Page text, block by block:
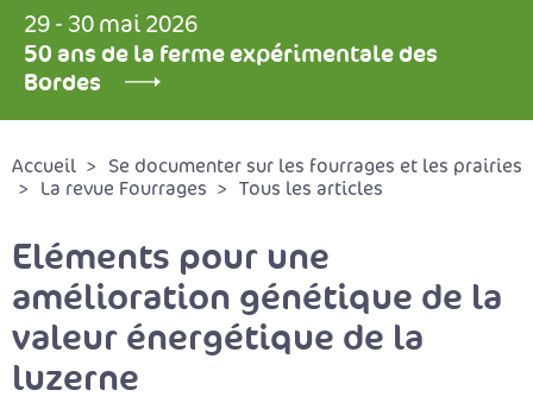
29 - 30 mai 2026
50 ans de la ferme expérimentale des
Bordes
Accueil
Se documenter sur les fourrages et les prairies
La revue Fourrages
Tous les articles
Eléments pour une
amélioration génétique de la
valeur énergétique de la
luzerne